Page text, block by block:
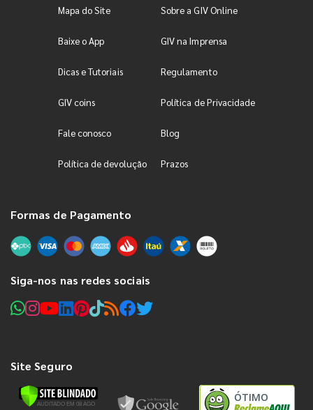
Mapa do Site Sobre a GIV Online
Baixe o App GIV na Imprensa
Dicas e Tutoriais Regulamento
GIV coins Política de Privacidade
Fale conosco Blog
Política de devolução Prazos
Formas de Pagamento
Siga-nos nas redes sociais
Site Seguro
ÓTIMO